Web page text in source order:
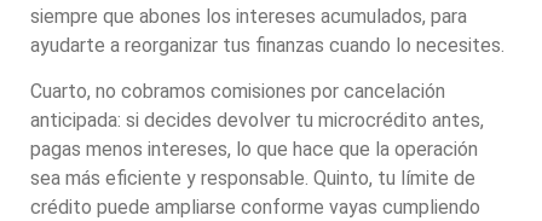
siempre que abones los intereses acumulados, para
ayudarte a reorganizar tus finanzas cuando lo necesites.
Cuarto, no cobramos comisiones por cancelación
anticipada: si decides devolver tu microcrédito antes,
pagas menos intereses, lo que hace que la operación
sea más eficiente y responsable. Quinto, tu límite de
crédito puede ampliarse conforme vayas cumpliendo